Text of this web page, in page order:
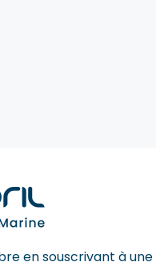
en souscrivant à une